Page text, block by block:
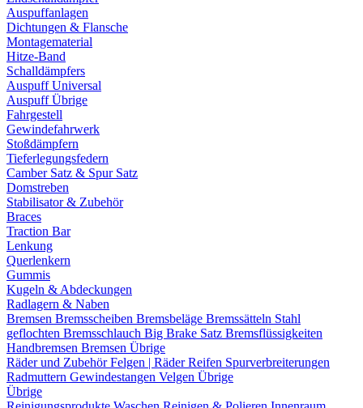
Auspuffanlagen
Dichtungen & Flansche
Montagematerial
Hitze-Band
Schalldämpfers
Auspuff Universal
Auspuff Übrige
Fahrgestell
Gewindefahrwerk
Stoßdämpfern
Tieferlegungsfedern
Camber Satz & Spur Satz
Domstreben
Stabilisator & Zubehör
Braces
Traction Bar
Lenkung
Querlenkern
Gummis
Kugeln & Abdeckungen
Radlagern & Naben
Bremsen Bremsscheiben Bremsbeläge Bremssätteln Stahl
geflochten Bremsschlauch Big Brake Satz Bremsflüssigkeiten
Handbremsen Bremsen Übrige
Räder und ZubehörFelgen | RäderReifen Spurverbreiterungen
Radmuttern Gewindestangen Velgen Übrige
Übrige